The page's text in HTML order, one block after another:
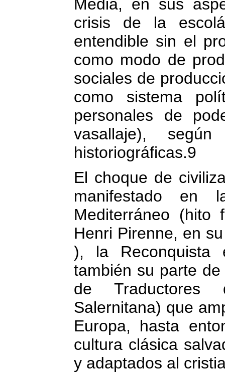
Media, en sus
crisis de la
entendible sin el
como modo de
sociales de
como sistema
personales de
vasallaje),
historiográficas.9
El choque de
manifestado
Mediterráneo (hito
Henri Pirenne, en
), la Reconquista
también su parte
de Traductores
Salernitana) que
Europa, hasta
cultura clásica
y adaptados al